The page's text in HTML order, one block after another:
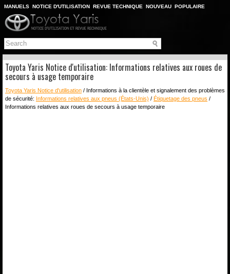
MANUELS NOTICE D'UTILISATION REVUE TECHNIQUE NOUVEAU POPULAIRE
PLAN DU SITE
CHERCHER
Toyota Yaris Notice d'utilisation: Informations relatives aux roues de
secours à usage temporaire
Toyota Yaris Notice d'utilisation / Informations à la clientèle et signalement des problèmes
de sécurité: Informations relatives aux pneus (États-Unis) / Étiquetage des pneus /
Informations relatives aux roues de secours à usage temporaire